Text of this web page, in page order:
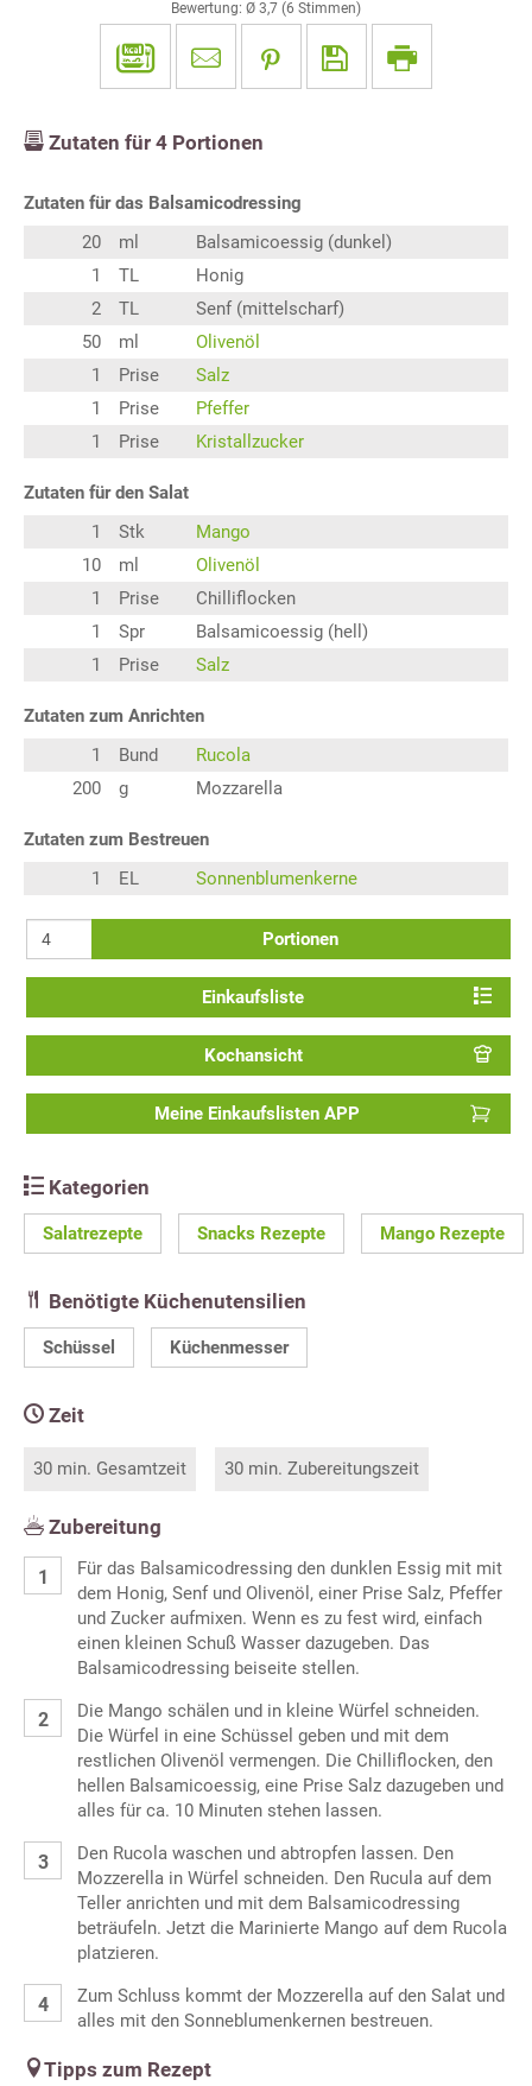
Bewertung: Ø 3,7 (6 Stimmen)
Zutaten für 4 Portionen
Zutaten für das Balsamicodressing
20
ml
Balsamicoessig (dunkel)
1
TL
Honig
2
TL
Senf (mittelscharf)
50
ml
Olivenöl
1
Prise
Salz
1
Prise
Pfeffer
1
Prise Kristallzucker
Zutaten für den Salat
1
Stk
Mango
10
ml
Olivenöl
1
Prise
Chilliflocken
1
Spr
Balsamicoessig (hell)
1
Prise Salz
Zutaten zum Anrichten
1
Bund
Rucola
200
g Mozzarella
Zutaten zum Bestreuen
1
EL Sonnenblumenkerne
Portionen
Einkaufsliste
Kochansicht
Meine Einkaufslisten APP
Kategorien
Salatrezepte Snacks Rezepte Mango Rezepte
Benötigte Küchenutensilien
Schüssel Küchenmesser
Zeit
30 min. Gesamtzeit 30 min. Zubereitungszeit
Zubereitung
Für das Balsamicodressing den dunklen Essig mit mit
dem Honig, Senf und Olivenöl, einer Prise Salz, Pfeffer
und Zucker aufmixen. Wenn es zu fest wird, einfach
einen kleinen Schuß Wasser dazugeben. Das
Balsamicodressing beiseite stellen.
Die Mango schälen und in kleine Würfel schneiden.
Die Würfel in eine Schüssel geben und mit dem
restlichen Olivenöl vermengen. Die Chilliflocken, den
hellen Balsamicoessig, eine Prise Salz dazugeben und
alles für ca. 10 Minuten stehen lassen.
Den Rucola waschen und abtropfen lassen. Den
Mozzerella in Würfel schneiden. Den Rucula auf dem
Teller anrichten und mit dem Balsamicodressing
beträufeln. Jetzt die Marinierte Mango auf dem Rucola
platzieren.
Zum Schluss kommt der Mozzerella auf den Salat und
alles mit den Sonneblumenkernen bestreuen.
Tipps zum Rezept